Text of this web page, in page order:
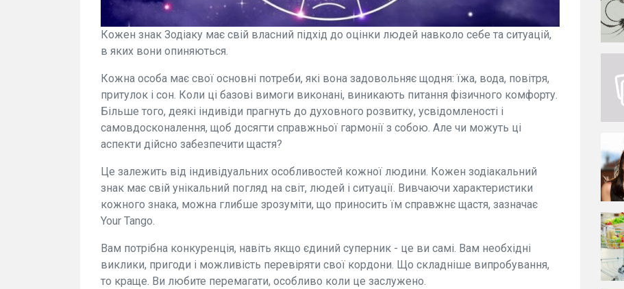
Кожен знак Зодіаку має свій власний підхід до оцінки людей навколо себе та ситуацій,
в яких вони опиняються.
Кожна особа має свої основні потреби, які вона задовольняє щодня: їжа, вода, повітря,
притулок і сон. Коли ці базові вимоги виконані, виникають питання фізичного комфорту.
Більше того, деякі індивіди прагнуть до духовного розвитку, усвідомленості і
самовдосконалення, щоб досягти справжньої гармонії з собою. Але чи можуть ці
аспекти дійсно забезпечити щастя?
Це залежить від індивідуальних особливостей кожної людини. Кожен зодіакальний
знак має свій унікальний погляд на світ, людей і ситуації. Вивчаючи характеристики
кожного знака, можна глибше зрозуміти, що приносить їм справжнє щастя, зазначає
Your Tango.
Вам потрібна конкуренція, навіть якщо єдиний суперник - це ви самі. Вам необхідні
виклики, пригоди і можливість перевіряти свої кордони. Що складніше випробування,
то краще. Ви любите перемагати, особливо коли це заслужено.